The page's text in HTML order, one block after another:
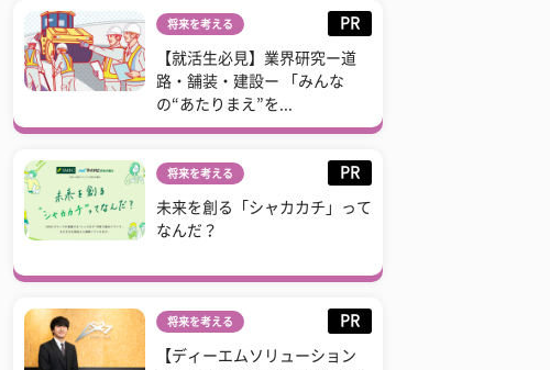
将来を考える PR
【就活生必見】業界研究ー道
路・舗装・建設ー 「みんな
の“あたりまえ”を...
将来を考える PR
未来を創る「シャカカチ」って
なんだ？
将来を考える PR
【ディーエムソリューション